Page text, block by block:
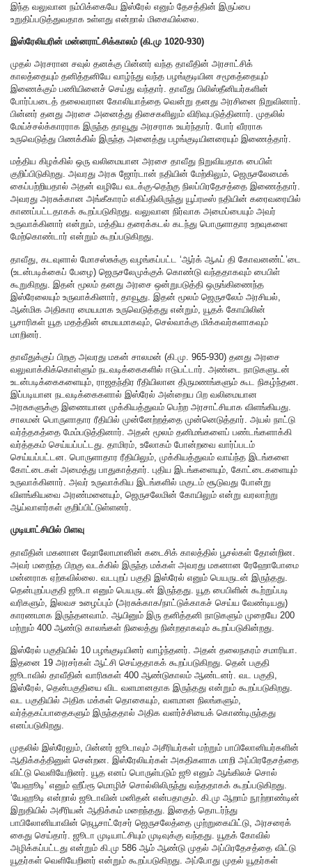
இந்த வலுவான நம்பிக்கையே இஸ்ரேல் எனும் தேசத்தின் இருப்பை
உறுதிப்படுத்துவதாக உள்ளது என்றால் மிகையில்லை.
இஸ்ரேலியரின் மன்னராட்சிக்காலம் (கி.மு 1020-930)
முதல் அரசரான சவுல் தனக்கு பின்னர் வந்த தாவீதின் அரசாட்சிக்
காலத்தையும் தனித்தனியே வாழ்ந்து வந்த பழங்குடியின சமூகத்தையும்
இணைக்கும் பணியினைச் செய்து வந்தார். தாவீது பிலிஸ்தீனியர்களின்
போர்ப்படைத் தலைவரான கோலியாத்தை வென்று தனது அரசினை நிறுவினார்.
பின்னர் தனது அரசை அனைத்து திசைகளிலும் விரிவுபடுத்தினார். முதலில்
மேய்ச்சல்க்காரராக இருந்த தாவூது அரசராக உயர்ந்தார். போர் வீரராக
உருவெடுத்து பிணக்கில் இருந்த அனைத்து பழங்குடியினரையும் இணைத்தார்.
மத்திய கிழக்கில் ஒரு வலிமையான அரசை தாவீது நிறுவியதாக பைபிள்
குறிப்பிடுகிறது. அவரது அரசு ஜோர்டான் நதியின் மேற்கிலும், ஜெருசலேமைக்
கைப்பற்றியதால் அதன் வழியே வடக்கு-தெற்கு நிலப்பிரதேசத்தை இணைத்தார்.
அவரது அரசுக்கான அங்கீகாரம் எகிப்திலிருந்து யூப்ரடீஸ் நதியின் கரைவரையில்
காணப்பட்டதாகக் கூறப்படுகிறது. வலுவான நிர்வாக அமைப்பையும் அவர்
உருவாக்கினார் என்றும், மத்திய தரைக்கடல் கடந்து பொருளாதார உறவுகளை
மேற்கொண்டார் என்றும் கூறப்படுகிறது.
தாவீது, கடவுளால் மோசஸ்சுக்கு வழங்கப்பட்ட ‘ஆர்க் ஆஃப் தி கோவனண்ட்’டை
(உடன்படிக்கைப் பேழை) ஜெருசலேமுக்குக் கொண்டு வந்ததாகவும் பைபிள்
கூறுகிறது. இதன் மூலம் தனது அரசை ஒன்றுபடுத்தி ஒருங்கிணைந்த
இஸ்ரேலையும் உருவாக்கினார், தாவூது. இதன் மூலம் ஜெருசலேம் அரசியல்,
ஆன்மிக அதிகார மையமாக உருவெடுத்தது என்றும், யூதக் கோயிலின்
பூசாரிகள் யூத மதத்தின் மையமாகவும், செல்வாக்கு மிக்கவர்களாகவும்
மாறினர்.
தாவீதுக்குப் பிறகு அவரது மகன் சாலமன் (கி.மு. 965-930) தனது அரசை
வலுவாக்கிக்கொள்ளும் நடவடிக்கைகளில் ஈடுபட்டார். அண்டை நாடுகளுடன்
உடன்படிக்கைகளையும், ராஜதந்திர ரீதியிலான திருமணங்களும் கூட நிகழ்ந்தன.
இப்படியான நடவடிக்கைகளால் இஸ்ரேல் அன்றைய பிற வலிமையான
அரசுகளுக்கு இணையான முக்கியத்துவம் பெற்ற அரசாட்சியாக விளங்கியது.
சாலமன் பொருளாதார ரீதியில் முன்னேற்றத்தை முன்னெடுத்தார். அயல் நாட்டு
வர்த்தகத்தை மேம்படுத்தினார். அதன் மூலம் தனிமங்களைப் பண்டங்களாக்கி
வர்த்தகம் செய்யப்பட்டது. தாமிரம், உலோகம் போன்றவை வார்ப்படம்
செய்யப்பட்டன. பொருளாதார ரீதியிலும், முக்கியத்துவம் வாய்ந்த இடங்களை
கோட்டைகள் அமைத்து பாதுகாத்தார். புதிய இடங்களையும், கோட்டைகளையும்
உருவாக்கினார். அவர் உருவாக்கிய இடங்களில் மகுடம் சூடுவது போன்று
விளங்கியவை அரண்மனையும், ஜெருசலேமின் கோயிலும் என்று வரலாற்று
ஆய்வாளர்கள் குறிப்பிட்டுள்ளனர்.
முடியாட்சியில் பிளவு
தாவீதின் மகனான ஷோலோமானின் கடைசிக் காலத்தில் பூசல்கள் தோன்றின.
அவர் மறைந்த பிறகு வடக்கில் இருந்த மக்கள் அவரது மகனான ரேஹோபோமை
மன்னராக ஏற்கவில்லை. வடபுறப் பகுதி இஸ்ரேல் எனும் பெயருடன் இருந்தது.
தென்புறப்பகுதி ஜூடா எனும் பெயருடன் இருந்தது. யூத பைபிளின் கூற்றுப்படி
வரிகளும், இலவச உழைப்பும் (அரசுக்காக/நாட்டுக்காகச் செய்ய வேண்டியது)
காரணமாக இருந்தனவாம். ஆயினும் இரு தனித்தனி நாடுகளும் முறையே 200
மற்றும் 400 ஆண்டு காலங்கள் நிலைத்து நின்றதாகவும் கூறப்படுகின்றது.
இஸ்ரேல் பகுதியில் 10 பழங்குடியினர் வாழ்ந்தனர். அதன் தலைநகரம் சமாரியா.
இதனை 19 அரசர்கள் ஆட்சி செய்ததாகக் கூறப்படுகிறது. தென் பகுதி
ஜூடாவில் தாவீதின் வாரிசுகள் 400 ஆண்டுகாலம் ஆண்டனர். வட பகுதி,
இஸ்ரேல், தென்பகுதியை விட வளமானதாக இருந்தது என்றும் கூறப்படுகிறது.
வட பகுதியில் அதிக மக்கள் தொகையும், வளமான நிலங்களும்,
வர்த்தகப்பாதைகளும் இருந்ததால் அதிக வளர்ச்சியைக் கொண்டிருந்தது
எனப்படுகிறது.
முதலில் இஸ்ரேலும், பின்னர் ஜூடாவும் அசீரியர்கள் மற்றும் பாபிலோனியர்களின்
ஆதிக்கத்தினுள் சென்றன. இஸ்ரேலியர்கள் அகதிகளாக மாறி அப்பிரதேசத்தை
விட்டு வெளியேறினர். யூத எனப் பொருள்படும் ஜூ எனும் ஆங்கிலச் சொல்
‘யேஹூடி’ எனும் ஹீப்ரூ மொழிச் சொல்லிலிருந்து வந்ததாகக் கூறப்படுகிறது.
‘யேஹூடி என்றால் ஜூடாவின் மனிதன் என்பதாகும். கி.மு ஆறாம் நூற்றாண்டின்
இறுதியில் அசீரியன் ஆதிக்கம் மறைந்தது. இதைத் தொடர்ந்து
பாபிலோனியாவின் நெபூசாட்ரேசர் ஜெருசலேத்தை முற்றுகையிட்டு, அரசரைக்
கைது செய்தார். ஜூடா முடியாட்சியும் முடிவுக்கு வந்தது. யூதக் கோவில்
அழிக்கப்பட்டது என்றும் கி.மு 586 ஆம் ஆண்டு முதல் அப்பிரதேசத்தை விட்டு
யூதர்கள் வெளியேறினர் என்றும் கூறப்படுகிறது. அப்போது முதல் யூதர்கள்